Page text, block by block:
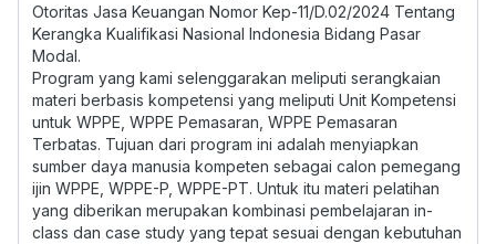
Otoritas Jasa Keuangan Nomor Kep-11/D.02/2024 Tentang
Kerangka Kualifikasi Nasional Indonesia Bidang Pasar
Modal.
Program yang kami selenggarakan meliputi serangkaian
materi berbasis kompetensi yang meliputi Unit Kompetensi
untuk WPPE, WPPE Pemasaran, WPPE Pemasaran
Terbatas. Tujuan dari program ini adalah menyiapkan
sumber daya manusia kompeten sebagai calon pemegang
ijin WPPE, WPPE-P, WPPE-PT. Untuk itu materi pelatihan
yang diberikan merupakan kombinasi pembelajaran in-
class dan case study yang tepat sesuai dengan kebutuhan